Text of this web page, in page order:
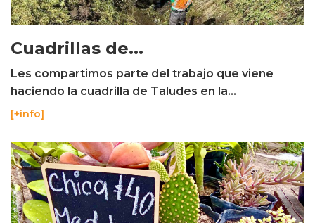
Cuadrillas de...
Les compartimos parte del trabajo que viene
haciendo la cuadrilla de Taludes en la...
[+info]